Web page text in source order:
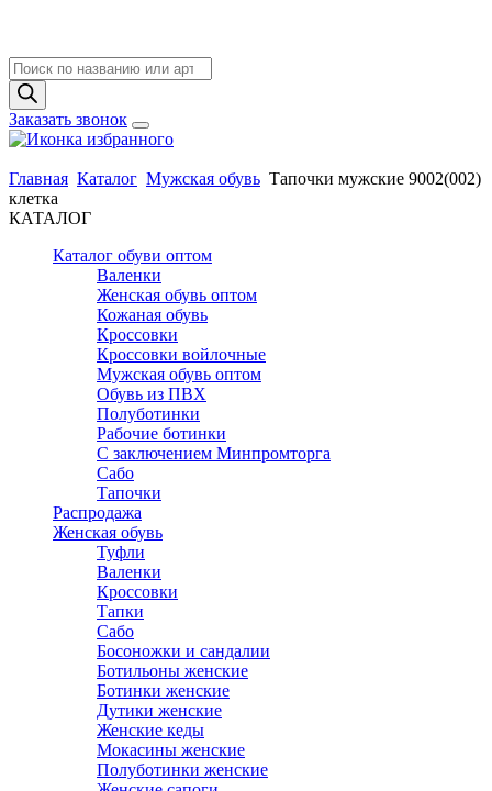
Поиск
товаров
Заказать звонок
Главная Каталог Мужская обувь Тапочки мужские 9002(002)
клетка
КАТАЛОГ
Каталог обуви оптом
Валенки
Женская обувь оптом
Кожаная обувь
Кроссовки
Кроссовки войлочные
Мужская обувь оптом
Обувь из ПВХ
Полуботинки
Рабочие ботинки
С заключением Минпромторга
Сабо
Тапочки
Распродажа
Женская обувь
Туфли
Валенки
Кроссовки
Тапки
Сабо
Босоножки и сандалии
Ботильоны женские
Ботинки женские
Дутики женские
Женские кеды
Мокасины женские
Полуботинки женские